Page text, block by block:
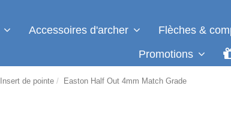
Accessoires d'archer Flèches &
Promotions
Insert de pointe Easton Half Out 4mm Match Grade